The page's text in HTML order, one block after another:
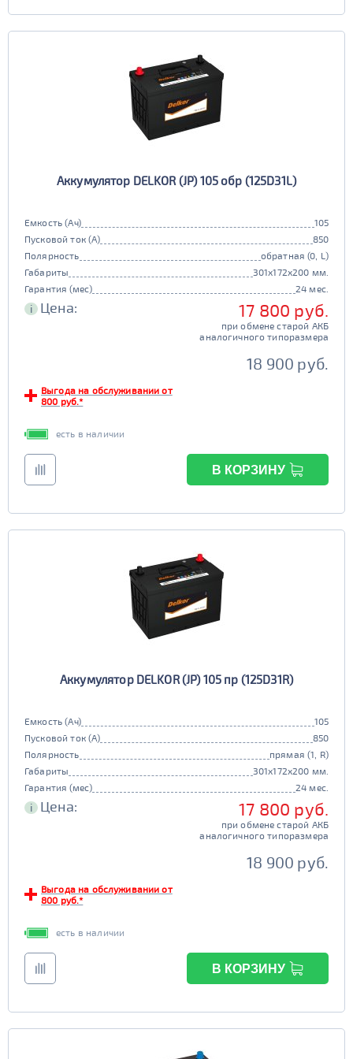
Аккумулятор DELKOR (JP) 105 обр (125D31L)
Емкость (Ач)
105
Пусковой ток (А)
850
Полярность
обратная (0, L)
Габариты
301x172x200 мм.
Гарантия (мес)
24 мес.
i Цена: 17 800 руб.
при обмене старой АКБ
аналогичного типоразмера
18 900 руб.
Выгода на обслуживании от
800 руб.*
есть в наличии
В КОРЗИНУ
Аккумулятор DELKOR (JP) 105 пр (125D31R)
Емкость (Ач)
105
Пусковой ток (А)
850
Полярность
прямая (1, R)
Габариты
301x172x200 мм.
Гарантия (мес)
24 мес.
i Цена: 17 800 руб.
при обмене старой АКБ
аналогичного типоразмера
18 900 руб.
Выгода на обслуживании от
800 руб.*
есть в наличии
В КОРЗИНУ